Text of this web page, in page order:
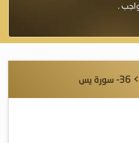
.
> 36- سورة يس